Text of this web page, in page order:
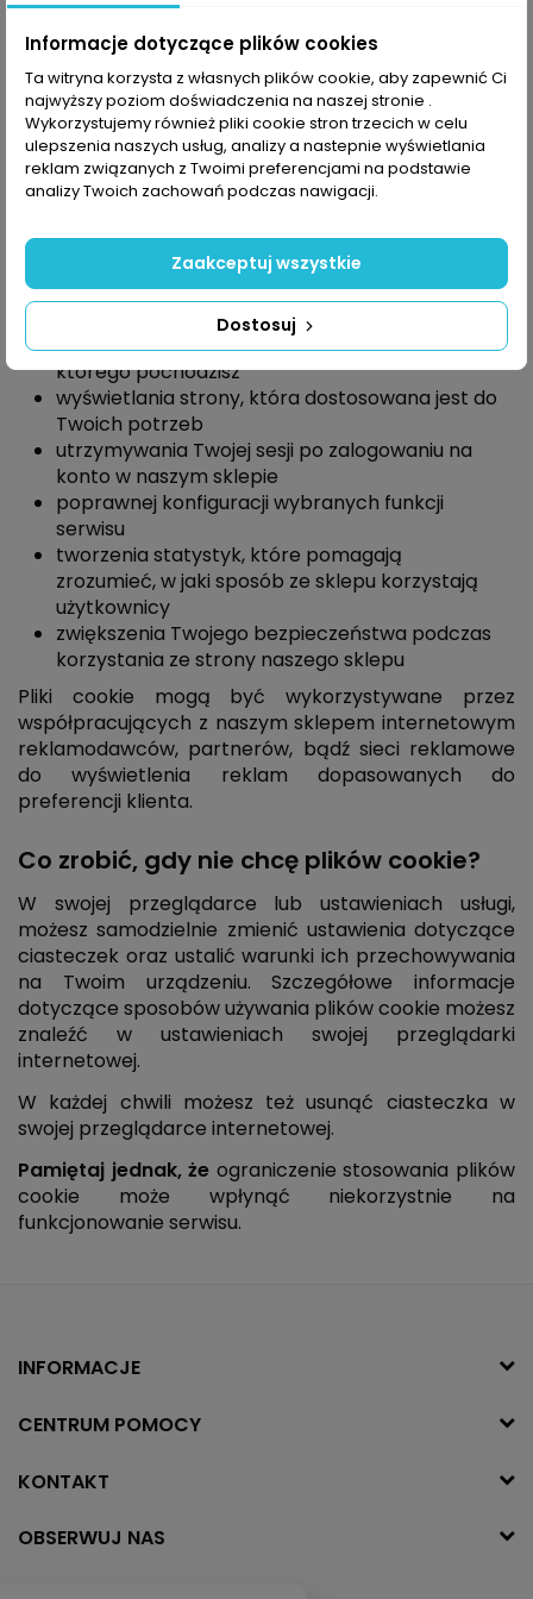
cookie?
Głównym zadaniem plików cookie jest optymalizacja
procesu korzystania z naszego sklepu.
Wykorzystujemy je między innymi w celu:
dostosowania zawartości stron internetowych
zapamiętania, jakie strony odwiedzasz w
serwisie, i rekomendować Ci dostosowane do
Ciebie treści
utrwalania interfejsu użytkownika, np. w
zakresie wybranego języka lub regionu, z
którego pochodzisz
wyświetlania strony, która dostosowana jest do
Twoich potrzeb
utrzymywania Twojej sesji po zalogowaniu na
konto w naszym sklepie
poprawnej konfiguracji wybranych funkcji
serwisu
tworzenia statystyk, które pomagają
zrozumieć, w jaki sposób ze sklepu korzystają
użytkownicy
zwiększenia Twojego bezpieczeństwa podczas
korzystania ze strony naszego sklepu
Pliki cookie mogą być wykorzystywane przez
współpracujących z naszym sklepem internetowym
reklamodawców, partnerów, bądź sieci reklamowe
do wyświetlenia reklam dopasowanych do
preferencji klienta.
Co zrobić, gdy nie chcę plików cookie?
W swojej przeglądarce lub ustawieniach usługi,
możesz samodzielnie zmienić ustawienia dotyczące
ciasteczek oraz ustalić warunki ich przechowywania
na Twoim urządzeniu. Szczegółowe informacje
dotyczące sposobów używania plików cookie możesz
znaleźć w ustawieniach swojej przeglądarki
internetowej.
W każdej chwili możesz też usunąć ciasteczka w
swojej przeglądarce internetowej.
Pamiętaj jednak, że ograniczenie stosowania plików
cookie może wpłynąć niekorzystnie na
funkcjonowanie serwisu.
INFORMACJE
CENTRUM POMOCY
KONTAKT
Informacje dotyczące plików cookies
Ta witryna korzysta z własnych plików cookie, aby zapewnić Ci
najwyższy poziom doświadczenia na naszej stronie .
Wykorzystujemy również pliki cookie stron trzecich w celu
ulepszenia naszych usług, analizy a nastepnie wyświetlania
reklam związanych z Twoimi preferencjami na podstawie
analizy Twoich zachowań podczas nawigacji.
Dostosuj
Zaakceptuj wszystkie
OBSERWUJ NAS